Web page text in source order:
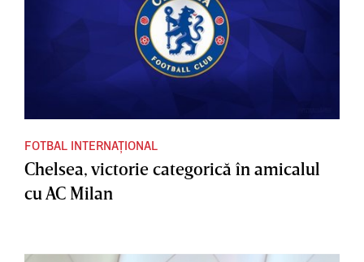
FOTBAL INTERNAȚIONAL
Chelsea, victorie categorică în amicalul
cu AC Milan